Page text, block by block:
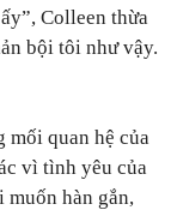
Colleen thừa
bội tôi như vậy.
mối quan hệ của
vì tình yêu của
hàn gắn,